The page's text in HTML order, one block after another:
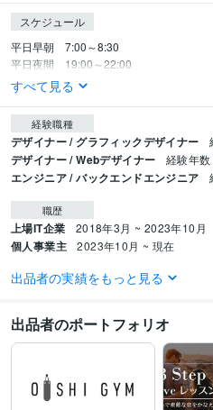
スケジュール
平日早朝　7:00～8:30
平日夜間　19:00～22:00
すべて見る
経験職種
デザイナー / グラフィックデザイナー
デザイナー / Webデザイナー 経験年
エンジニア / バックエンドエンジニア
職歴
上場IT企業 2018年3月 ~ 2023年10月
個人事業主 2023年10月 ~ 現在
資格・検定
プログラミング言語・フレームワーク
C#:7年C#.NET:7年CSS:7年HTML:7年
Visual
Laravel:1年Oracle:1年Windows
MySQL:5年Oracle Database:1年
出品者の実績をもっと見る
出品者のポートフォリオ